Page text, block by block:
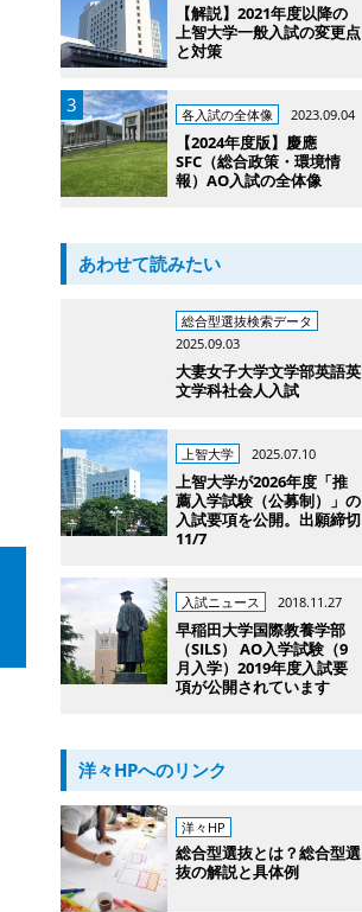
【解説】2021年度以降の
上智大学一般入試の変更点
と対策
各入試の全体像 2023.09.04
【2024年度版】慶應
SFC（総合政策・環境情
報）AO入試の全体像
あわせて読みたい
総合型選抜検索データ
2025.09.03
大妻女子大学文学部英語英
文学科社会人入試
上智大学 2025.07.10
上智大学が2026年度「推
薦入学試験（公募制）」の
入試要項を公開。出願締切
11/7
入試ニュース 2018.11.27
早稲田大学国際教養学部
（SILS） AO入学試験（9
月入学）2019年度入試要
項が公開されています
洋々HPへのリンク
洋々HP
総合型選抜とは？総合型選
抜の解説と具体例